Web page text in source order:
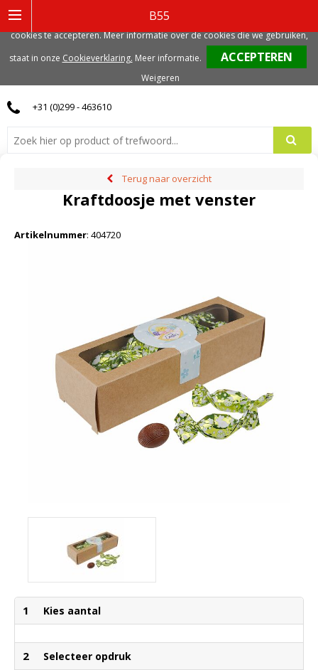
B55
0
+31 (0)299 - 463610
Terug naar overzicht
Kraftdoosje met venster
Artikelnummer: 404720
1 Kies aantal
2 Selecteer opdruk
gerelateerde cookies. Voor de beste gebruikerservaring, adviseren we deze
cookies te accepteren. Meer informatie over de cookies die we gebruiken,
staat in onze Cookieverklaring. Meer informatie.
Weigeren